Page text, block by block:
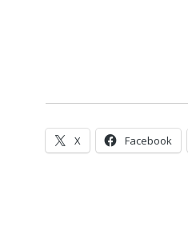
X Facebook